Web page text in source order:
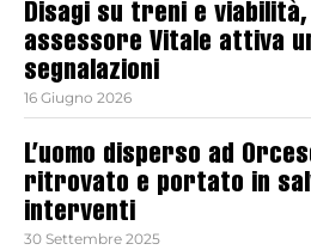
Disagi su treni e
assessore Vitale attiva
segnalazioni
16 Giugno 2026
L’uomo disperso ad
ritrovato e portato in
interventi
30 Settembre 2025